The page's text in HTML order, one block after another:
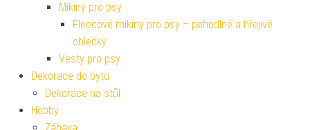
Mikiny pro psy
Fleecové mikiny pro psy – pohodlné a hřejivé
oblečky
Vesty pro psy
Dekorace do bytu
Dekorace na stůl
Hobby